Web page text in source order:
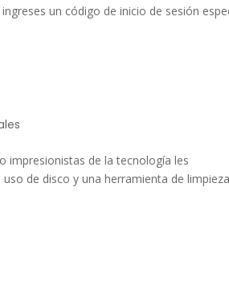
un código de inicio de sesión
impresionistas de la tecnología les
de disco y una herramienta de